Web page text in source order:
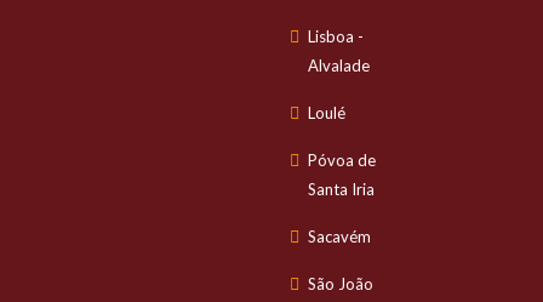
Lisboa -
Alvalade
Loulé
Póvoa de
Santa Iria
Sacavém
São João